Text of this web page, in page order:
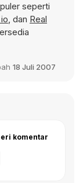
seperti
, dan Real
18 Juli 2007
komentar